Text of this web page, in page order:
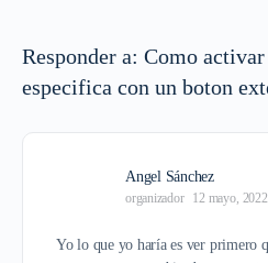
Responder a: Como
especifica con un boton
Angel Sánchez
organizador 12 mayo,
Yo lo que yo haría es ver primero